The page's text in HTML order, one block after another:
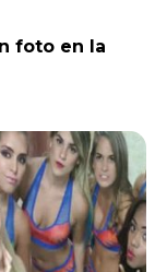
foto en la